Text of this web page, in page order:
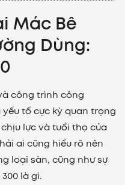
Mác Bê
Dùng:
công trình công
yếu tố cực kỳ quan trọng
lực và tuổi thọ của
ai cũng hiểu rõ nên
loại sàn, cũng như sự
là gì.